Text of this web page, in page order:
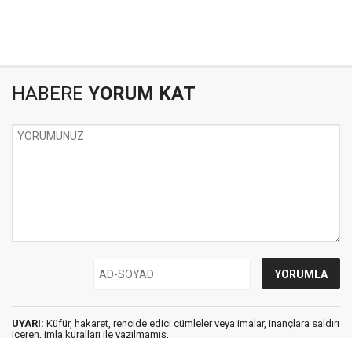
HABERE YORUM KAT
UYARI: Küfür, hakaret, rencide edici cümleler veya imalar, inançlara saldırı
içeren, imla kuralları ile yazılmamış,